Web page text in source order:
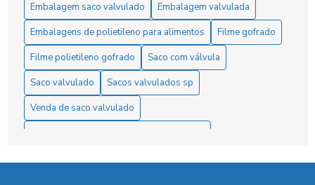
Conheça a melhor empresa de saco valvulado para alimentos
para você
Conheça a melhor fábrica de sacos valvulados
Conheça a melhor sacaria plástica valvulada para pó
Conheça mais sobre sacaria plástica valvulada
Embalagem saco valvulado
Embalagem valvulada
Embalagens de polietileno para alimentos
Filme gofrado
Filme polietileno gofrado
Saco com válvula
Saco valvulado
Sacos valvulados sp
Venda de saco valvulado